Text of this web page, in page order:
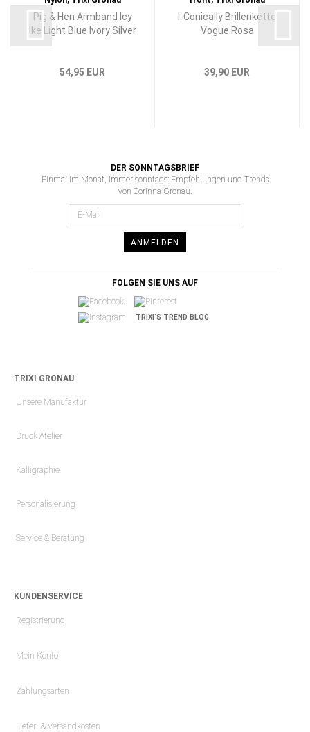
Pig & Hen Armband Icy
Ike Light Blue Ivory Silver
54,95 EUR
I-Conically Brillenkette
Vogue Rosa
39,90 EUR
DER SONNTAGSBRIEF
Einmal im Monat, immer sonntags: Empfehlungen und Trends
von Corinna Gronau.
ANMELDEN
FOLGEN SIE UNS AUF
TRIXI´S TREND BLOG
TRIXI GRONAU
Unsere Manufaktur
Druck Atelier
Kalligraphie
Personalisierung
Service & Beratung
KUNDENSERVICE
Registrierung
Mein Konto
Zahlungsarten
Liefer- & Versandkosten